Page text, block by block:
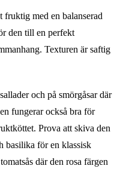
fruktig med en balanserad
den till en perfekt
Texturen är saftig
och på smörgåsar där
fungerar också bra för
Prova att skiva den
basilika för en klassisk
där den rosa färgen